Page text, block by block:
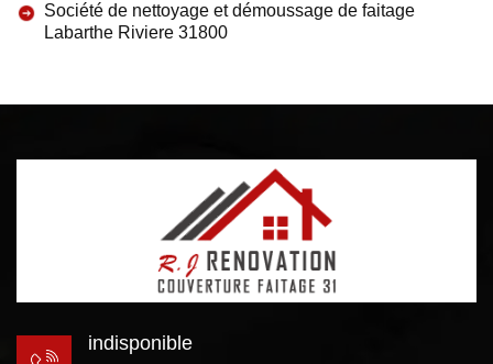
Société de nettoyage et démoussage de faitage
Labarthe Riviere 31800
indisponible